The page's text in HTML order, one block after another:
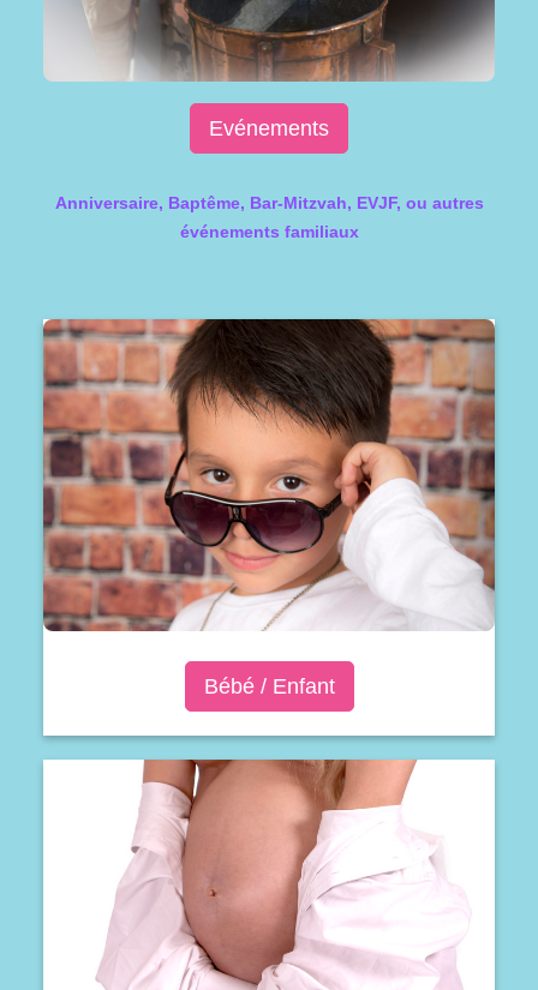
Evénements
Anniversaire, Baptême, Bar-Mitzvah, EVJF, ou autres
événements familiaux
Bébé / Enfant